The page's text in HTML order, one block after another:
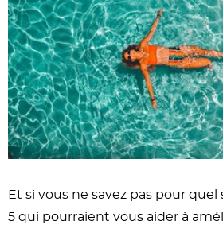
Et si vous ne savez pas pour
5 qui pourraient vous aider à